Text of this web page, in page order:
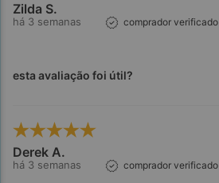
Zilda S.
há 3 semanas comprador verificado
esta avaliação foi útil?
Derek A.
há 3 semanas comprador verificado